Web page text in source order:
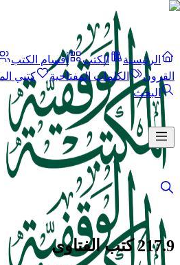
الرئيسية الكتب أقسام الكتب
القرون
الكلمات المفتاحية
كتبي
البحث
217.9 كتب الفتاوى